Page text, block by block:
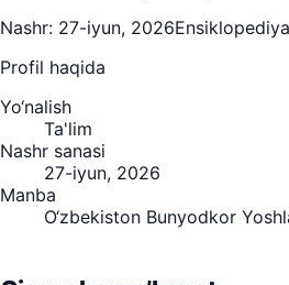
Nashr: 27-iyun, 2026
Profil haqida
Yo‘nalish
Ta'lim
Nashr sanasi
27-iyun, 2026
Manba
O‘zbekiston Bunyodkor